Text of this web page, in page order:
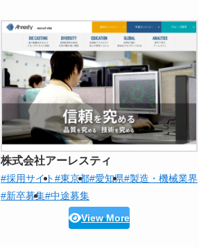
株式会社アーレスティ
#採用サイト#東京都#愛知県#製造・機械業界
#新卒募集#中途募集
View More